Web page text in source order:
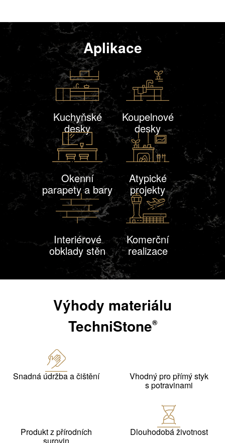
Aplikace
Kuchyňské
desky
Koupelnové
desky
Okenní
parapety a bary
Atypické
projekty
Interiérové
obklady stěn
Komerční
realizace
Výhody materiálu
TechniStone®
Snadná údržba a čištění Vhodný pro přímý styk
s potravinami
Produkt z přírodních
surovin
Dlouhodobá životnost